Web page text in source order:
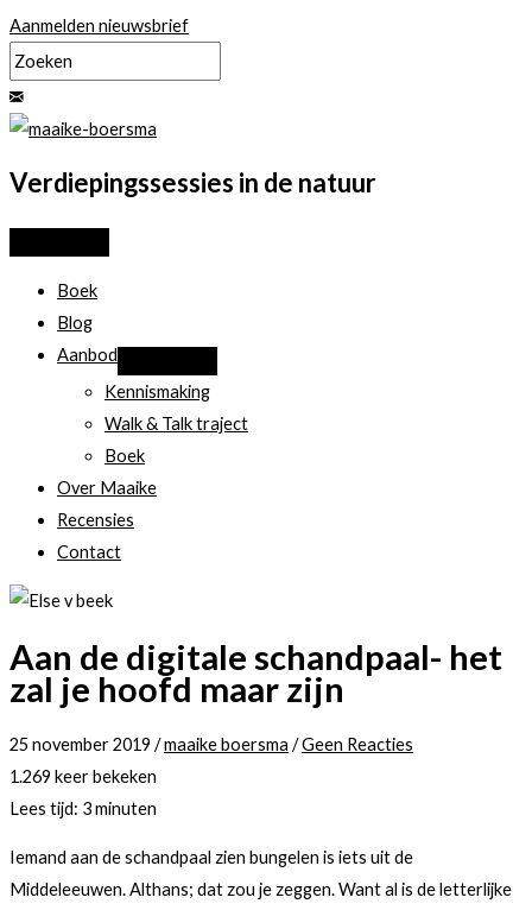
Ga
naar
de
inhoud
Aanmelden nieuwsbrief
Verdiepingssessies in de natuur
Boek
Blog
Aanbod
Kennismaking
Walk & Talk traject
Boek
Over Maaike
Recensies
Contact
Aan de digitale schandpaal- het
zal je hoofd maar zijn
25 november 2019 /maaike boersma /Geen Reacties
1.269 keer bekeken
Lees tijd: 3minuten
Iemand aan de schandpaal zien bungelen is iets uit de
Middeleeuwen. Althans; dat zou je zeggen. Want al is de letterlijke